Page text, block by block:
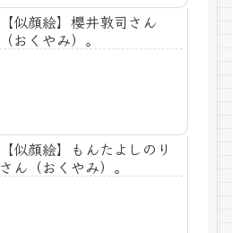
【似顔絵】櫻井敦司さん
（おくやみ）。
【似顔絵】もんたよしのり
さん（おくやみ）。